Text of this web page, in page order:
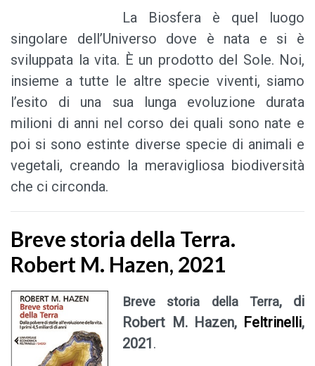
La Biosfera è quel luogo
singolare dell’Universo dove è nata e si è
sviluppata la vita. È un prodotto del Sole. Noi,
insieme a tutte le altre specie viventi, siamo
l’esito di una sua lunga evoluzione durata
milioni di anni nel corso dei quali sono nate e
poi si sono estinte diverse specie di animali e
vegetali, creando la meravigliosa biodiversità
che ci circonda.
Breve storia della Terra.
Robert M. Hazen, 2021
Breve storia della Terra, di
Robert M. Hazen, Feltrinelli,
2021 .